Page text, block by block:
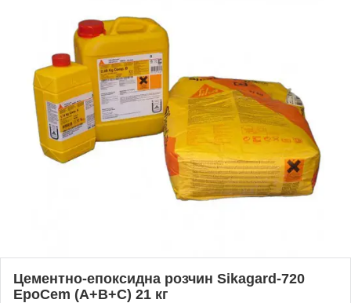
Цементно-епоксидна розчин Sikagard-720
EpoCem (A+B+C) 21 кг